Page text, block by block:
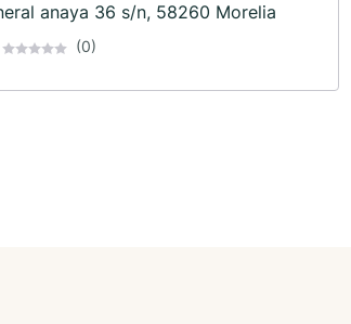
anaya 36 s/n, 58260 Morelia
(0)